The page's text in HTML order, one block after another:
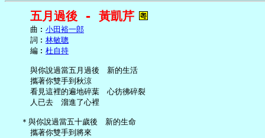
五月過後 - 黃凱芹
     曲︰
小田裕一郎
     詞︰
林敏聰
     編︰
杜自持
     與你說過當五月過後　新的生活
     攜著你雙手到秋涼
     看見這裡的遍地碎葉　心彷彿碎裂
     人已去　溜進了心裡
   ＊與你說過當五十歲後　新的生命
     攜著你雙手到將來